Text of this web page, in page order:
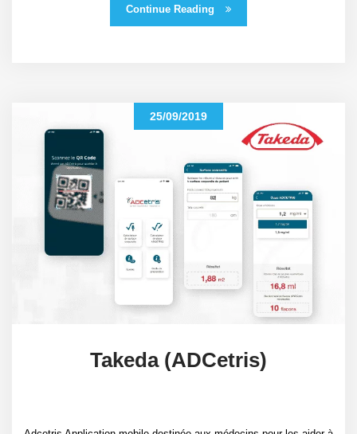
Continue Reading
25/09/2019
Takeda (ADCetris)